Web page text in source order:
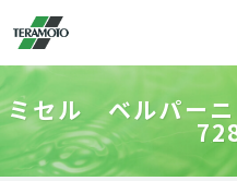
ミセル ベルパー